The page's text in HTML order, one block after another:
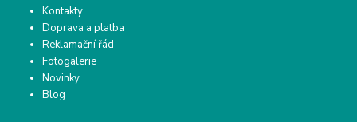
Kontakty
Doprava a platba
Reklamační řád
Fotogalerie
Novinky
Blog